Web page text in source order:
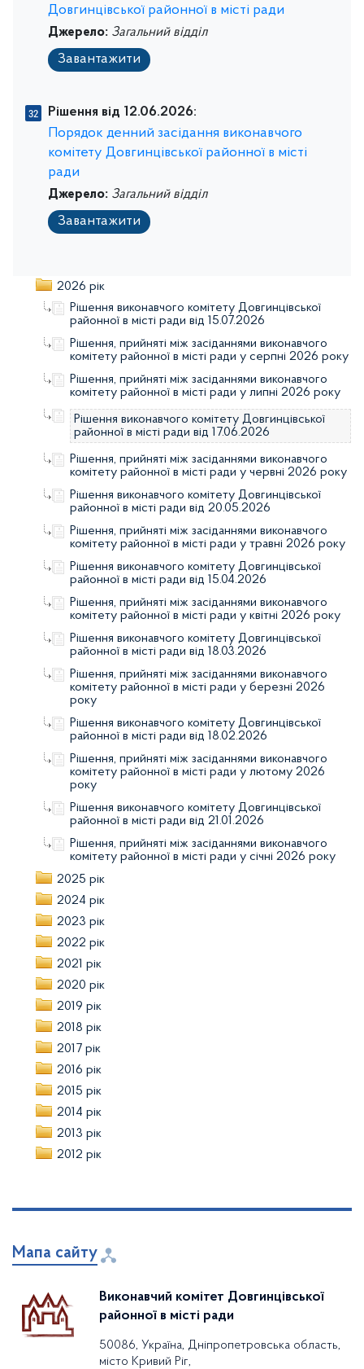
Довгинцівської районної в місті ради
Джерело: Загальний відділ
Завантажити
Рішення від 12.06.2026:
Порядок денний засідання виконавчого
комітету Довгинцівської районної в місті
ради
Джерело: Загальний відділ
Завантажити
2026 рік
Рішення виконавчого комітету Довгинцівської
районної в місті ради від 15.07.2026
Рішення, прийняті між засіданнями виконавчого
комітету районної в місті ради у серпні 2026 року
Рішення, прийняті між засіданнями виконавчого
комітету районної в місті ради у липні 2026 року
Рішення виконавчого комітету Довгинцівської
районної в місті ради від 17.06.2026
Рішення, прийняті між засіданнями виконавчого
комітету районної в місті ради у червні 2026 року
Рішення виконавчого комітету Довгинцівської
районної в місті ради від 20.05.2026
Рішення, прийняті між засіданнями виконавчого
комітету районної в місті ради у травні 2026 року
Рішення виконавчого комітету Довгинцівської
районної в місті ради від 15.04.2026
Рішення, прийняті між засіданнями виконавчого
комітету районної в місті ради у квітні 2026 року
Рішення виконавчого комітету Довгинцівської
районної в місті ради від 18.03.2026
Рішення, прийняті між засіданнями виконавчого
комітету районної в місті ради у березні 2026
року
Рішення виконавчого комітету Довгинцівської
районної в місті ради від 18.02.2026
Рішення, прийняті між засіданнями виконавчого
комітету районної в місті ради у лютому 2026
року
Рішення виконавчого комітету Довгинцівської
районної в місті ради від 21.01.2026
Рішення, прийняті між засіданнями виконавчого
комітету районної в місті ради у січні 2026 року
2025 рік
2024 рік
2023 рік
2022 рік
2021 рік
2020 рік
2019 рік
2018 рік
2017 рік
2016 рік
2015 рік
2014 рік
2013 рік
2012 рік
Мапа сайту
Виконавчий комітет Довгинцівської
районної в місті ради
50086, Україна, Дніпропетровська область,
місто Кривий Ріг,